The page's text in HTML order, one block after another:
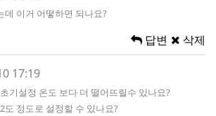
이거 어떻하면 되나요?
답변 삭제
17:19
기설정 온도 보다 더 떨어뜨릴수 있나요?
도 정도로 설정할 수 있나요?